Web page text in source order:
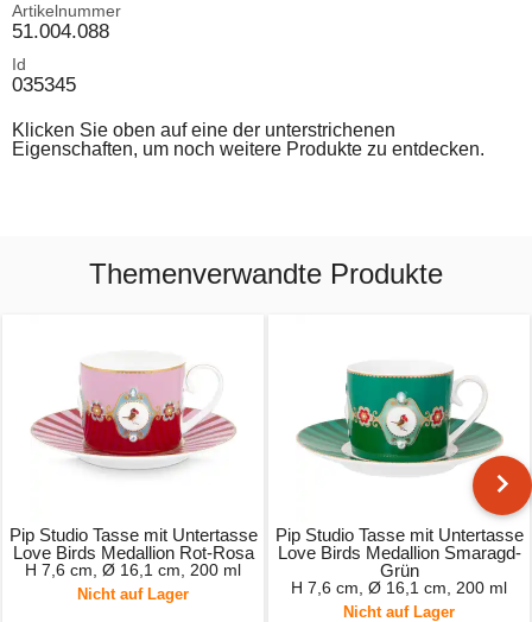
Artikelnummer
51.004.088
Id
035345
Klicken Sie oben auf eine der unterstrichenen
Eigenschaften, um noch weitere Produkte zu entdecken.
Themenverwandte Produkte
Pip Studio Tasse mit Untertasse
Love Birds Medallion Rot-Rosa
H 7,6 cm, Ø 16,1 cm, 200 ml
Nicht auf Lager
Pip Studio Tasse mit Untertasse
Love Birds Medallion Smaragd-
Grün
H 7,6 cm, Ø 16,1 cm, 200 ml
Nicht auf Lager